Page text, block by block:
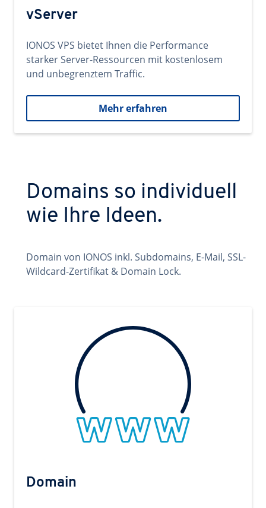
vServer
IONOS VPS bietet Ihnen die Performance
starker Server-Ressourcen mit kostenlosem
und unbegrenztem Traffic.
Mehr erfahren
Domains so individuell
wie Ihre Ideen.
Domain von IONOS inkl. Subdomains, E-Mail, SSL-
Wildcard-Zertifikat & Domain Lock.
Domain